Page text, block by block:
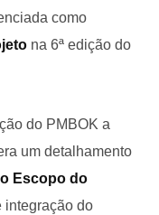
como
na 6ª edição do
do PMBOK a
um detalhamento
Escopo do
integração do